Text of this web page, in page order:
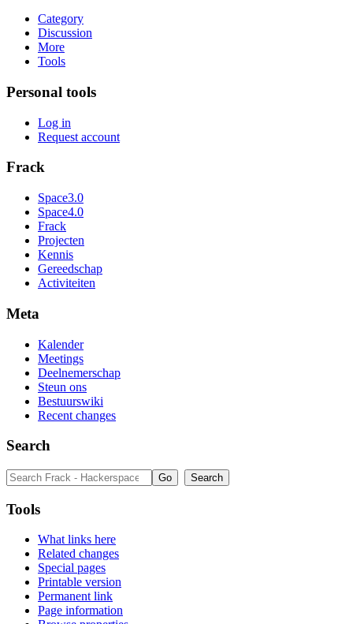
Category
Discussion
More
Tools
Personal tools
Log in
Request account
Frack
Space3.0
Space4.0
Frack
Projecten
Kennis
Gereedschap
Activiteiten
Meta
Kalender
Meetings
Deelnemerschap
Steun ons
Bestuurswiki
Recent changes
Search
Tools
What links here
Related changes
Special pages
Printable version
Permanent link
Page information